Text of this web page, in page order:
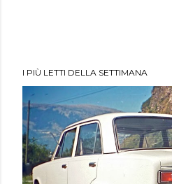
I PIÙ LETTI DELLA SETTIMANA